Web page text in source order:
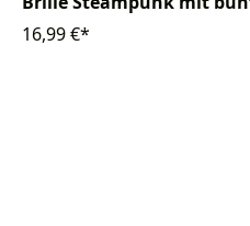
16,99 €*